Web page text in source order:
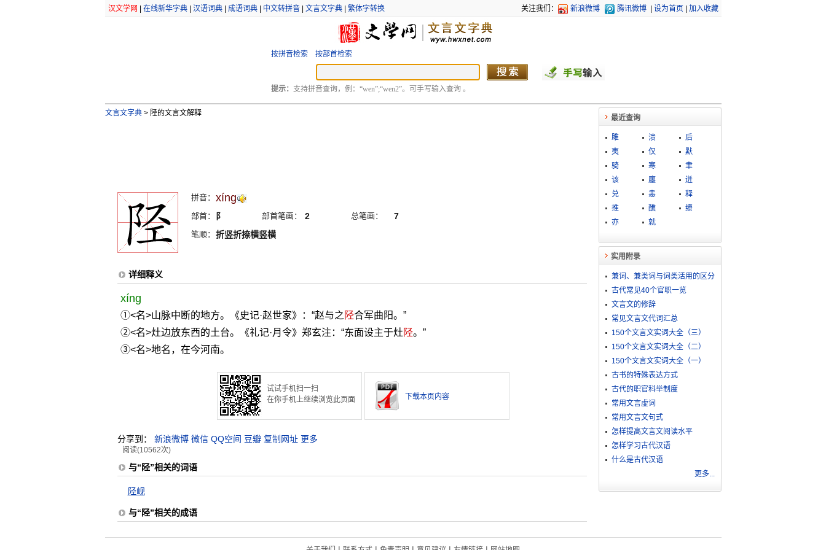
汉文学网 在线新华字典| 汉语词典| 成语词典| 中文转拼音| 文言文字典| 繁体字转换 关注我们： 新浪微博 腾讯微博 设为首页 加入收藏
按拼音检索 按部首检索
提示： 支持拼音查询，例：“wen”;“wen2”。可手写输入查询 。
文言文字典 >陉的文言文解释
拼音： xíng
部首： 阝 部首笔画： 2 总笔画： 7
笔顺： 折竖折捺横竖横
详细释义
xíng
①<名>山脉中断的地方。《史记·赵世家》：“赵与之 陉合军曲阳。”
②<名>灶边放东西的土台。《礼记·月令》郑玄注：“东面设主于灶 陉。”
③<名>地名，在今河南。
试试手机扫一扫
在你手机上继续浏览此页面
下载本页内容
分享到： 新浪微博 微信 QQ空间 豆瓣 复制网址 更多
阅读(10562次)
与“陉”相关的词语
陉岘
与“陉”相关的成语
最近查询
雎 溃
后
夷
仅
默
骑
寒
聿
该
廛
迸
兑
恚
释
推
醮
缭
亦
就
实用附录
兼词、兼类词与词类活用的区分
古代常见40个官职一览
文言文的修辞
常见文言文代词汇总
150个文言文实词大全（三）
150个文言文实词大全（二）
150个文言文实词大全（一）
古书的特殊表达方式
古代的职官科举制度
常用文言虚词
常用文言文句式
怎样提高文言文阅读水平
怎样学习古代汉语
什么是古代汉语
更多...